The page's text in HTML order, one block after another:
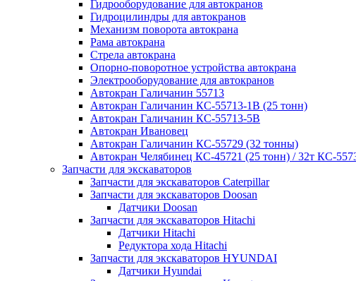
Гидрооборудование для автокранов
Гидроцилиндры для автокранов
Механизм поворота автокрана
Рама автокрана
Стрела автокрана
Опорно-поворотное устройства автокрана
Электрооборудование для автокранов
Автокран Галичанин 55713
Автокран Галичанин КС-55713-1В (25 тонн)
Автокран Галичанин КС-55713-5В
Автокран Ивановец
Автокран Галичанин КС-55729 (32 тонны)
Автокран Челябинец КС-45721 (25 тонн) / 32т КС-
Запчасти для экскаваторов
Запчасти для экскаваторов Caterpillar
Запчасти для экскаваторов Doosan
Датчики Doosan
Запчасти для экскаваторов Hitachi
Датчики Hitachi
Редуктора хода Hitachi
Запчасти для экскаваторов HYUNDAI
Датчики Hyundai